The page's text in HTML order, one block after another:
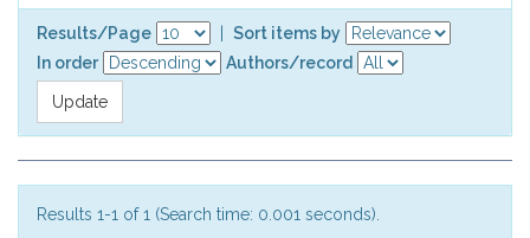
Results/Page
Sort items by
In order
Authors/record
Results 1-1 of 1 (Search time: 0.001 seconds).